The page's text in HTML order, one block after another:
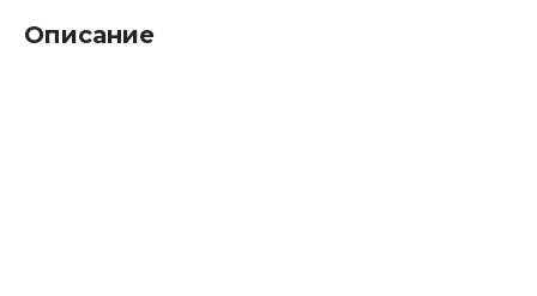
Описание